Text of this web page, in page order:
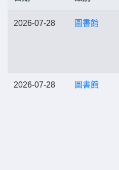
2026-07-28 圖書館
2026-07-28 圖書館